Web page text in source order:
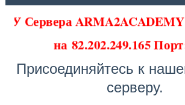
У Сервера
на82.202.249.165
Присоединяйтесь к
серверу.